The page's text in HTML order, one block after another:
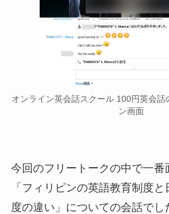
オンライン英会話スクール 100円英会
ン画面
今回のフリートークの中で一番
「フィリピンの英語教育制度と
度の違い」についての会話でし